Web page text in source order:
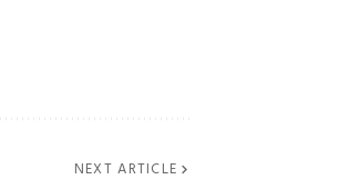
NEXT ARTICLE